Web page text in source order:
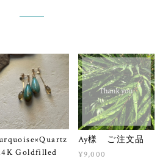
Goldfilled
Ay様 ご注文品
¥9,000